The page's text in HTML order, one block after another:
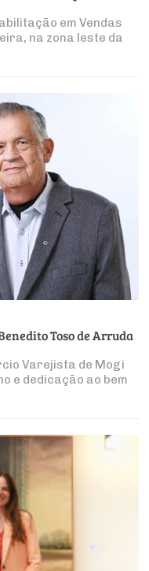
em Vendas
na zona leste da
Toso de Arruda
Varejista de Mogi
e dedicação ao bem